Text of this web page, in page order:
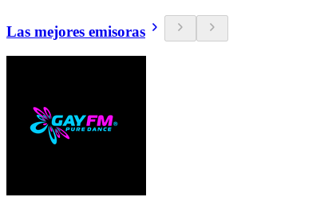
Las mejores emisoras